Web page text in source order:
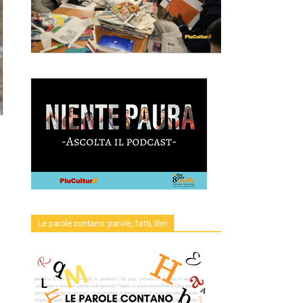
Le parole contano: parole, fatti, libri